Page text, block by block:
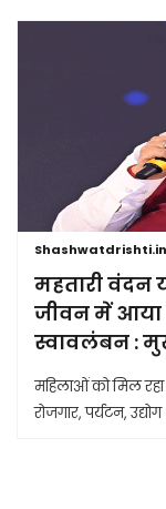
Shashwatdrishti.in
महतारी वंदन
जीवन में आया
स्वावलंबन :
महिलाओं को मिल
रोजगार, पर्यटन,